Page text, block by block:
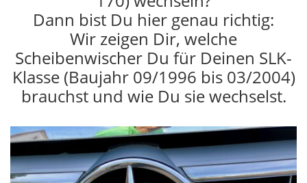
Dann bist Du hier genau richtig:
Wir zeigen Dir, welche
Scheibenwischer Du für Deinen SLK-
Klasse (Baujahr 09/1996 bis 03/2004)
brauchst und wie Du sie wechselst.